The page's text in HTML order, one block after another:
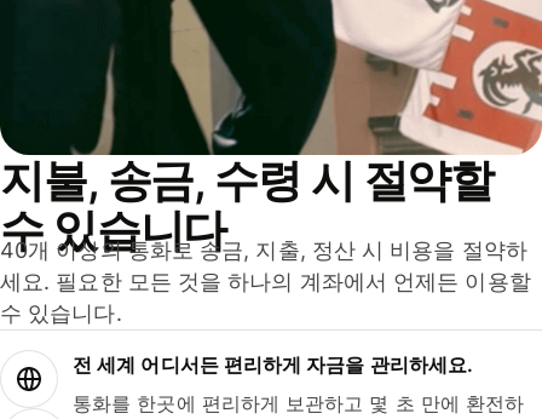
지불, 송금, 수령 시 절약할
수 있습니다
40개 이상의 통화로 송금, 지출, 정산 시 비용을 절약하
세요. 필요한 모든 것을 하나의 계좌에서 언제든 이용할
수 있습니다.
전 세계 어디서든 편리하게 자금을 관리하세요.
통화를 한곳에 편리하게 보관하고 몇 초 만에 환전하